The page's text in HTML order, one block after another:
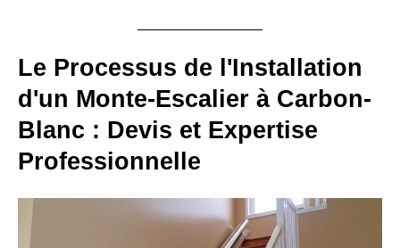
Le Processus de l'Installation
d'un Monte-Escalier à Carbon-
Blanc : Devis et Expertise
Professionnelle